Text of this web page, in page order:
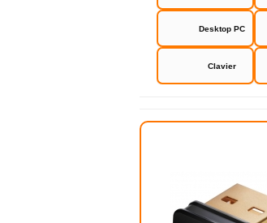
Desktop PC
Clavier